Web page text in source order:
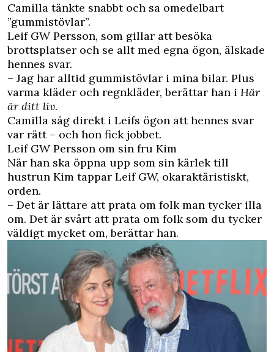
Camilla tänkte snabbt och sa omedelbart
”gummistövlar”.
Leif GW Persson, som gillar att besöka
brottsplatser och se allt med egna ögon, älskade
hennes svar.
– Jag har alltid gummistövlar i mina bilar. Plus
varma kläder och regnkläder, berättar han i Här
är ditt liv.
Camilla såg direkt i Leifs ögon att hennes svar
var rätt – och hon fick jobbet.
Leif GW Persson om sin fru Kim
När han ska öppna upp som sin kärlek till
hustrun Kim tappar Leif GW, okaraktäristiskt,
orden.
– Det är lättare att prata om folk man tycker illa
om. Det är svårt att prata om folk som du tycker
väldigt mycket om, berättar han.